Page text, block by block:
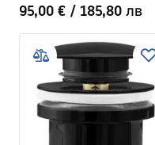
95,00 € / 185,80 лв